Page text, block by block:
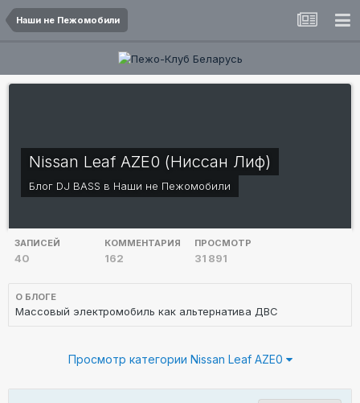
Наши не Пежомобили
Nissan Leaf AZE0 (Ниссан Лиф)
Блог DJ BASS в Наши не Пежомобили
ЗАПИСЕЙ
40
КОММЕНТАРИЯ
162
ПРОСМОТР
31 891
О БЛОГЕ
Массовый электромобиль как альтернатива ДВС
Просмотр категории Nissan Leaf AZE0